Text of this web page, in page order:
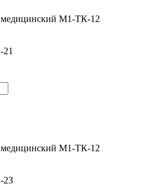
медицинский М1-ТК-12
медицинский М1-ТК-12